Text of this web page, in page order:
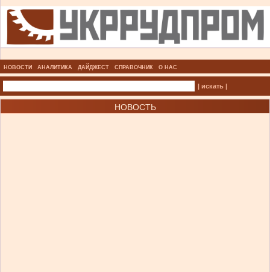
НОВОСТИ АНАЛИТИКА ДАЙДЖЕСТ СПРАВОЧНИК О НАС
| искать |
НОВОСТЬ